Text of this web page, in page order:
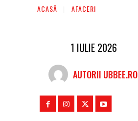
ACASĂ AFACERI
1 IULIE 2026
AUTORII UBBEE.RO